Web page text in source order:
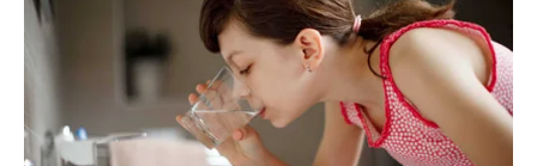
TransMilenio confirmó que este sábado, para elFestival
de la Solidaridad, las rutas de las estaciones cercanas al
El Campín funcionarán en horario habitual.
"No habrá ampliación de horario para servicio de
alimentación", informó el sistema de transporte.